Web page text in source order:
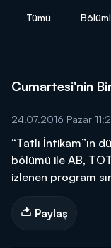
Tümü
Cumartesi'nin
24.07.2016 Pazar
“Tatlı İntikam”ın
bölümü ile AB,
izlenen program
Paylaş